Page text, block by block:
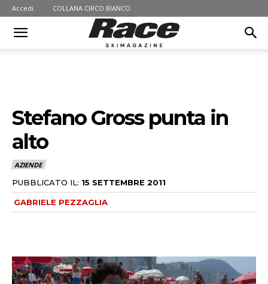
Accedi COLLANA CIRCO BIANCO
Stefano Gross punta in
alto
AZIENDE
PUBBLICATO IL: 15 SETTEMBRE 2011
GABRIELE PEZZAGLIA